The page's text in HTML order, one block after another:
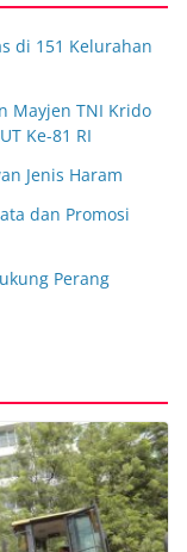
di 151 Kelurahan
Mayjen TNI Krido
Ke-81 RI
Jenis Haram
dan Promosi
Perang